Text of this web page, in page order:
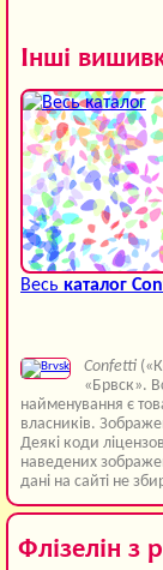
Інші
Весь каталог
Confetti
«Брвск».
найменування є
власників.
Деякі коди
наведених
дані на сайті не
Флізелін з